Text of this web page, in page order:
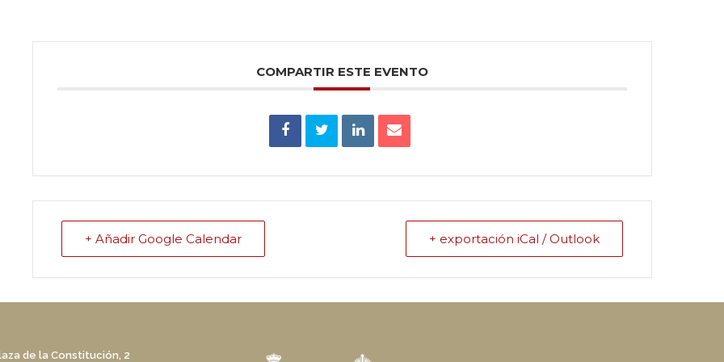
COMPARTIR ESTE EVENTO
+ Añadir Google Calendar + exportación iCal / Outlook
de la Constitución, 2